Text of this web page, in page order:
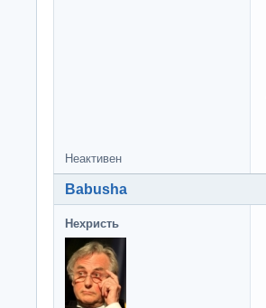
Неактивен
Babusha
Нехристь